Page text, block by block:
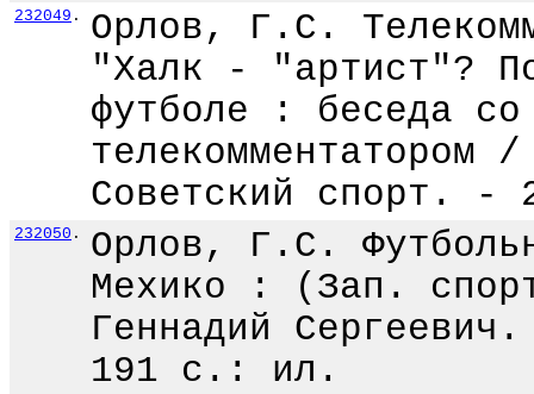
232049 .
Орлов, Г.С.
"Халк - "артист"?
футболе : беседа
Советский спорт.
232050 .
Орлов, Г.С.
Мехико : (Зап.
Геннадий
191 с.: ил.